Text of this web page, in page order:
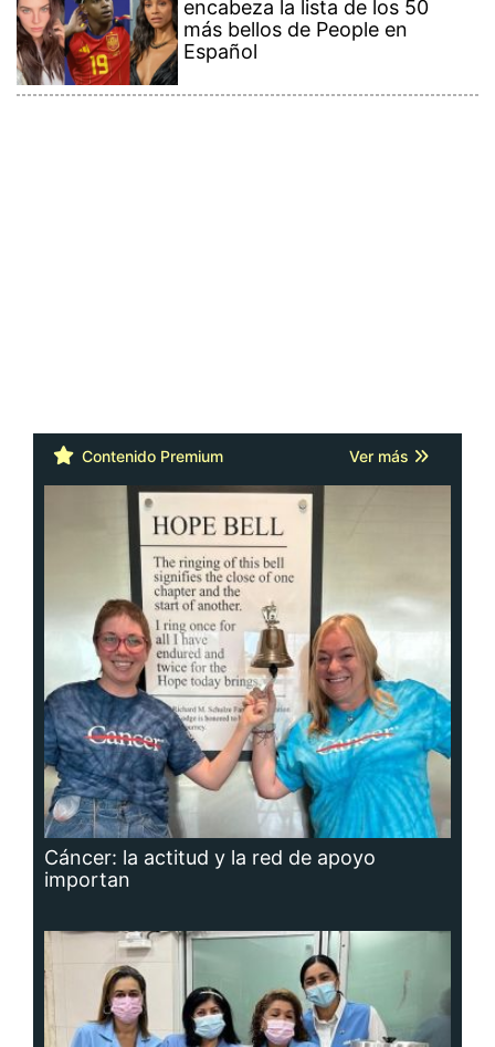
encabeza la lista de los 50
más bellos de People en
Español
Contenido Premium Ver más
Cáncer: la actitud y la red de apoyo
importan